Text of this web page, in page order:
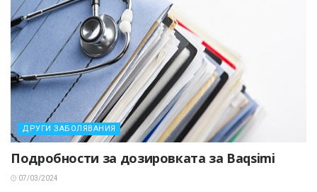
ДРУГИ ЗАБОЛЯВАНИЯ
Подробности за дозировката за Baqsimi
07/03/2024